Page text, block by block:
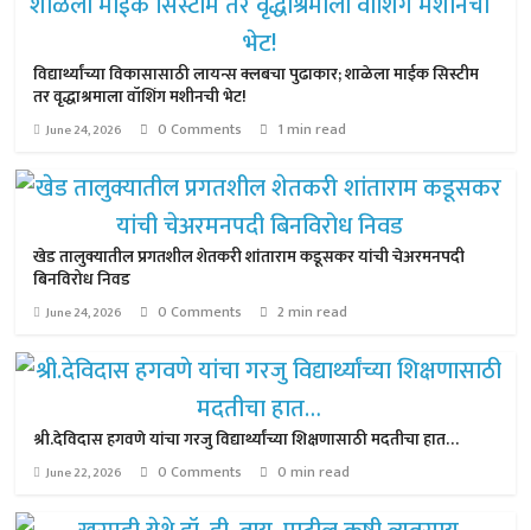
विद्यार्थ्यांच्या विकासासाठी लायन्स क्लबचा पुढाकार; शाळेला माईक सिस्टीम
तर वृद्धाश्रमाला वॉशिंग मशीनची भेट!
June 24, 2026 0 Comments 1 min read
खेड तालुक्यातील प्रगतशील शेतकरी शांताराम कडूसकर यांची चेअरमनपदी
बिनविरोध निवड
June 24, 2026 0 Comments 2 min read
श्री.देविदास हगवणे यांचा गरजु विद्यार्थ्यांच्या शिक्षणासाठी मदतीचा हात…
June 22, 2026 0 Comments 0 min read